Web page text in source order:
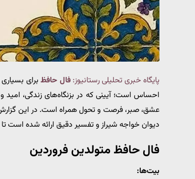
پایگاه خبری تحلیلی رستانیوز: فال حافظبرای
عشق، صبر، فرصت و تحول همراه است. در این
دیوان خواجه شیراز و تفسیر دقیق ارائه شده است تا
فال حافظ متولدین فروردین
بیت‌ها: